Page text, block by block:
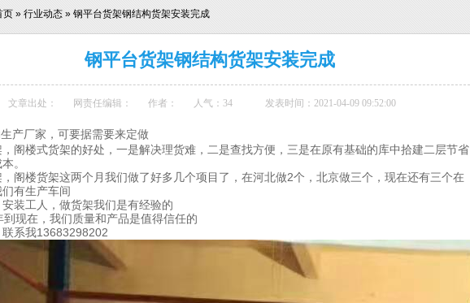
页 » 行业动态 » 钢平台货架钢结构货架安装完成
钢平台货架钢结构货架安装完成
文章出处： 网责任编辑： 作者： 人气： 34 发表时间：2021-04-09 09:52:00
产厂家，可要据需要来定做
阁楼式货架的好处，一是解决理货难，二是查找方便，三是在原有基础的库中拾建二层节省
。
阁楼货架这两个月我们做了好多几个项目了，在河北做2个，北京做三个，现在还有三个在
有生产车间
装工人，做货架我们是有经验的
到现在，我们质量和产品是值得信任的
联系我13683298202